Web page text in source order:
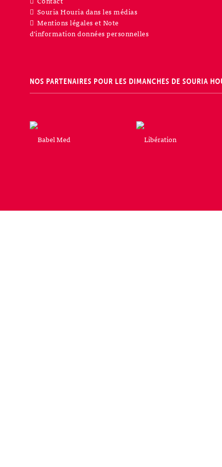
Souria Houria dans les médias
Mentions légales et Note
d’information données personnelles
NOS PARTENAIRES POUR LES DIMANCHES DE SOURIA